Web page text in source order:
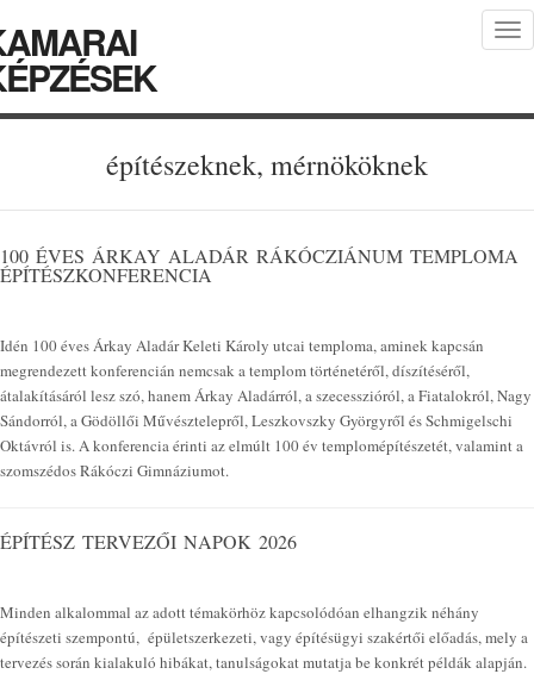
építészeknek, mérnököknek
100 ÉVES ÁRKAY ALADÁR RÁKÓCZIÁNUM TEMPLOMA
ÉPÍTÉSZKONFERENCIA
Idén 100 éves Árkay Aladár Keleti Károly utcai temploma, aminek kapcsán
megrendezett konferencián nemcsak a templom történetéről, díszítéséről,
átalakításáról lesz szó, hanem Árkay Aladárról, a szecesszióról, a Fiatalokról, Nagy
Sándorról, a Gödöllői Művésztelepről, Leszkovszky Györgyről és Schmigelschi
Oktávról is. A konferencia érinti az elmúlt 100 év templomépítészetét, valamint a
szomszédos Rákóczi Gimnáziumot.
ÉPÍTÉSZ TERVEZŐI NAPOK 2026
Minden alkalommal az adott témakörhöz kapcsolódóan elhangzik néhány
építészeti szempontú, épületszerkezeti, vagy építésügyi szakértői előadás, mely a
tervezés során kialakuló hibákat, tanulságokat mutatja be konkrét példák alapján.